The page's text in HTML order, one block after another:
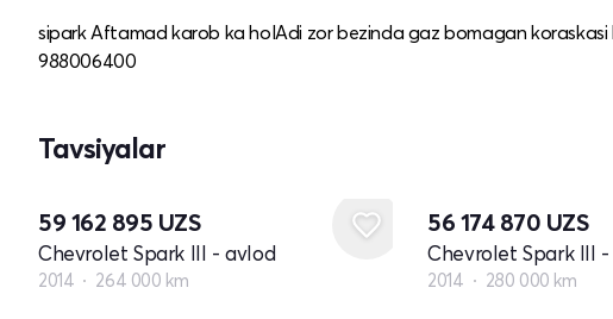
sipark Aftamad karob ka holAdi zor bezinda gaz bomagan
988006400
Tavsiyalar
59 162 895 UZS
Chevrolet Spark III - avlod
2014 264 000 km
56 174 870 UZS
Chevrolet Spark III
2014 280 000 km